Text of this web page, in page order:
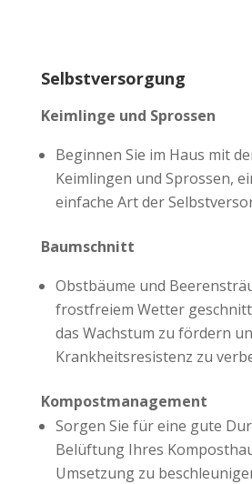
Selbstversorgung
Keimlinge und Sprossen
Beginnen Sie im Haus mit
Keimlingen und Sprossen,
einfache Art der
Baumschnitt
Obstbäume und
frostfreiem Wetter
das Wachstum zu fördern
Krankheitsresistenz zu
Kompostmanagement
Sorgen Sie für eine gute
Belüftung Ihres
Umsetzung zu